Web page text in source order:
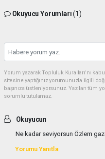
Okuyucu Yorumları(1)
Yorum yazarak Topluluk Kuralları’nı
sitesine yaptığınız yorumunuzla ilgili
başınıza üstleniyorsunuz. Yazılan tüm
sorumlu tutulamaz.
Okuyucun
Ne kadar seviyorsun Özlem
Yorumu Yanıtla